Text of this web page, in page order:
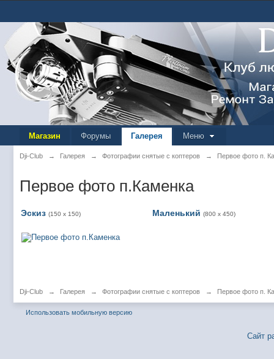
Магазин Форумы Галерея Меню
Dji-Club → Галерея → Фотографии снятые с коптеров → Первое фото п.
Первое фото п.Каменка
Эскиз (150 x 150) Маленький (800 x 450)
Dji-Club → Галерея → Фотографии снятые с коптеров → Первое фото п.
Использовать мобильную версию
Сайт